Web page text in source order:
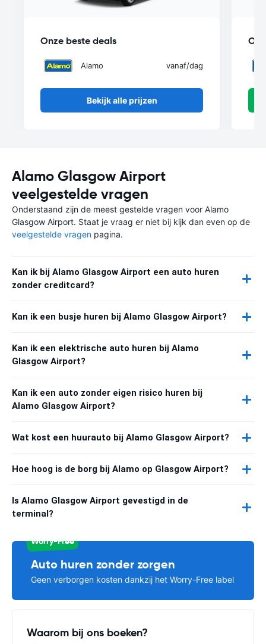
Onze beste deals
Alamo vanaf/dag
Bekijk alle prijzen
Alamo Glasgow Airport
veelgestelde vragen
Onderstaand zijn de meest gestelde vragen voor Alamo
Glasgow Airport. Staat je vraag er niet bij kijk dan even op de
veelgestelde vragen pagina.
Kan ik bij Alamo Glasgow Airport een auto huren
zonder creditcard?
Kan ik een busje huren bij Alamo Glasgow Airport?
Kan ik een elektrische auto huren bij Alamo
Glasgow Airport?
Kan ik een auto zonder eigen risico huren bij
Alamo Glasgow Airport?
Wat kost een huurauto bij Alamo Glasgow Airport?
Hoe hoog is de borg bij Alamo op Glasgow Airport?
Is Alamo Glasgow Airport gevestigd in de
terminal?
Worry-Free
Auto huren zonder zorgen
Geen verborgen kosten dankzij het Worry-Free label
Waarom bij ons boeken?